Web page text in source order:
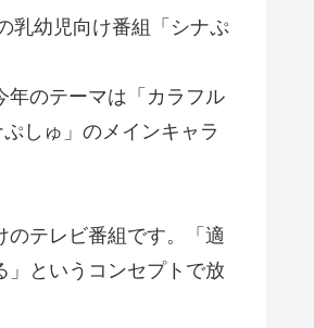
乳幼児向け番組「シナぷ
年のテーマは「カラフル
しゅ」のメインキャラ
のテレビ番組です。「適
」というコンセプトで放